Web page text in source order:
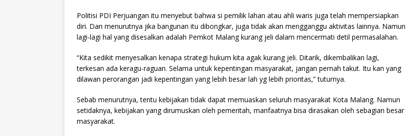
Politisi PDI Perjuangan itu menyebut bahwa si pemilik lahan atau ahli waris juga telah mempersiapkan
diri. Dan menurutnya jika bangunan itu dibongkar, juga tidak akan mengganggu aktivitas lainnya. Namun
lagi-lagi hal yang disesalkan adalah Pemkot Malang kurang jeli dalam mencermati detil permasalahan.
“Kita sedikit menyesalkan kenapa strategi hukum kita agak kurang jeli. Ditarik, dikembalikan lagi,
terkesan ada keragu-raguan. Selama untuk kepentingan masyarakat, jangan pernah takut. Itu kan yang
dilawan perorangan jadi kepentingan yang lebih besar lah yg lebih prioritas,” tuturnya.
Sebab menurutnya, tentu kebijakan tidak dapat memuaskan seluruh masyarakat Kota Malang. Namun
setidaknya, kebijakan yang dirumuskan oleh pemeritah, manfaatnya bisa dirasakan oleh sebagian besar
masyarakat.